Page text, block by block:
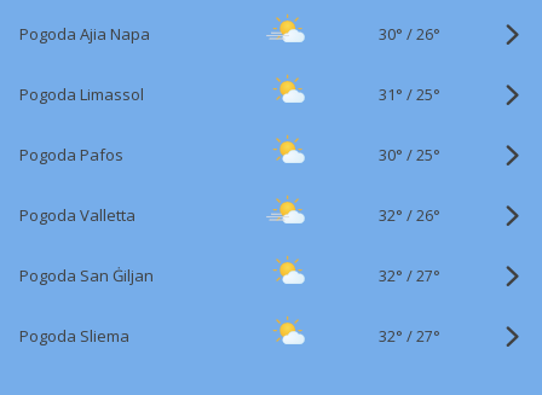
Pogoda Ajia Napa 30° /26°
Pogoda Limassol 31° /25°
Pogoda Pafos 30° /25°
Pogoda Valletta 32° /26°
Pogoda San Ġiljan 32° /27°
Pogoda Sliema 32° /27°